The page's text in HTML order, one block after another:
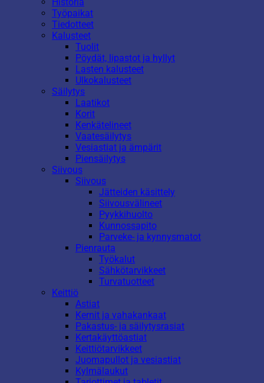
Työpaikat
Tiedotteet
Kalusteet
Tuolit
Pöydät, lipastot ja hyllyt
Lasten kalusteet
Ulkokalusteet
Säilytys
Laatikot
Korit
Kenkätelineet
Vaatesäilytys
Vesiastiat ja ämpärit
Piensäilytys
Siivous
Siivous
Jätteiden käsittely
Siivousvälineet
Pyykkihuolto
Kunnossapito
Parveke- ja kynnysmatot
Pienrauta
Työkalut
Sähkötarvikkeet
Turvatuotteet
Keittiö
Astiat
Kernit ja vahakankaat
Pakastus- ja säilytysrasiat
Kertakäyttöastiat
Keittiötarvikkeet
Juomapullot ja vesiastiat
Kylmälaukut